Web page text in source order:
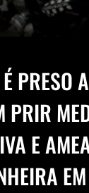
PRESO
PRIR
E